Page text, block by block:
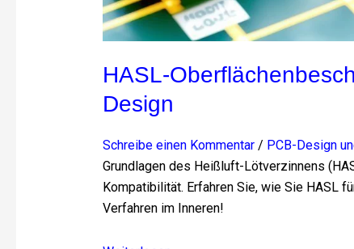
HASL-
Design
Schreibe einen Kommentar / PCB-Design
Grundlagen des Heißluft-Lötverzinnens
Kompatibilität. Erfahren Sie, wie Sie HASL
Verfahren im Inneren!